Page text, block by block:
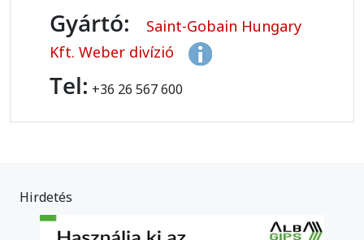
Gyártó:
Saint-Gobain Hungary
Kft. Weber divízió
Tel: +36 26 567 600
Hirdetés